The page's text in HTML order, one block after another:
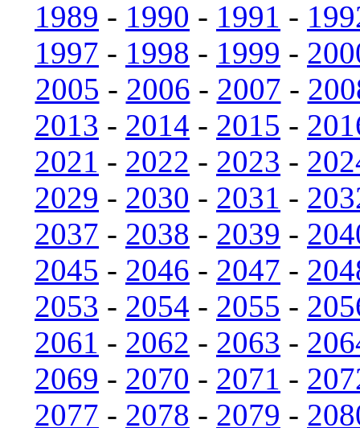
1989 - 1990 - 1991 -
1997 - 1998 - 1999 -
2005 - 2006 - 2007 -
2013 - 2014 - 2015 -
2021 - 2022 - 2023 -
2029 - 2030 - 2031 -
2037 - 2038 - 2039 -
2045 - 2046 - 2047 -
2053 - 2054 - 2055 -
2061 - 2062 - 2063 -
2069 - 2070 - 2071 -
2077 - 2078 - 2079 -